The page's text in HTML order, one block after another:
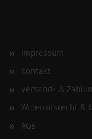
Impressum
Kontakt
Versand- &
Widerrufsrecht &
AGB